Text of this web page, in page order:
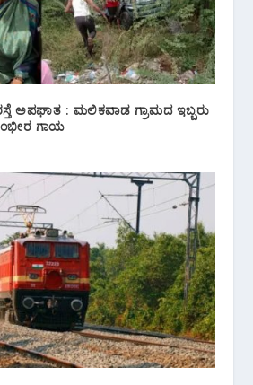
ಅಪಘಾತ : ಮಲಿಕವಾಡ ಗ್ರಾಮದ ಇಬ್ಬರು
ಗಾಯ